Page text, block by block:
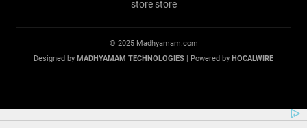
© 2025 Madhyamam.com
Designed by MADHYAMAM TECHNOLOGIES | Powered by HOCALWIRE